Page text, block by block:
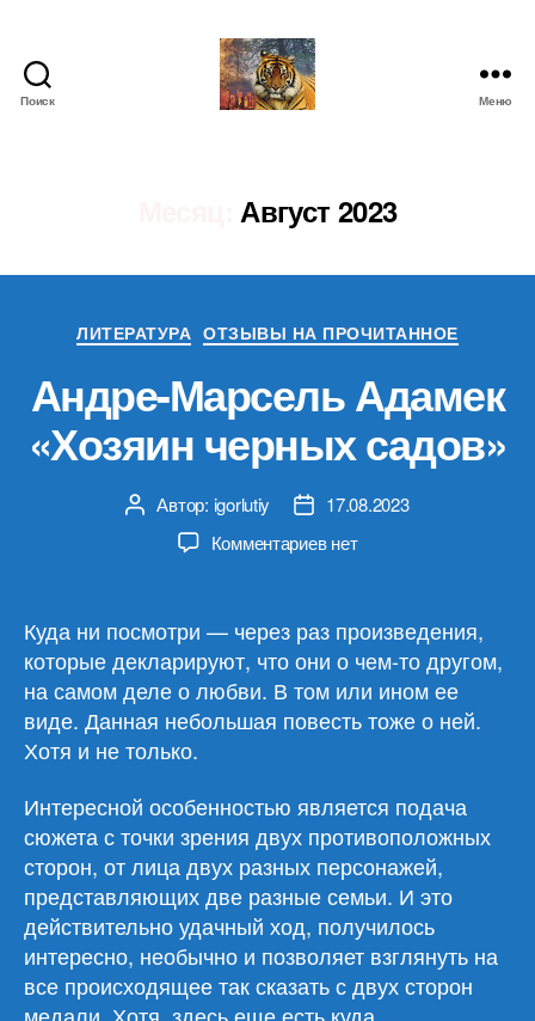
Поиск Меню
Август 2023
Рубрики
ЛИТЕРАТУРА ОТЗЫВЫ НА ПРОЧИТАННОЕ
Андре-Марсель Адамек
«Хозяин черных садов»
Автор
записи
Автор: igorlutiy
Дата17.08.2023
Комментариевк
Адамек
«Хозяин
черных
садов»
нет
Куда ни посмотри — через раз произведения,
которые декларируют, что они о чем-то другом,
на самом деле о любви. В том или ином ее
виде. Данная небольшая повесть тоже о ней.
Хотя и не только.
Интересной особенностью является подача
сюжета с точки зрения двух противоположных
сторон, от лица двух разных персонажей,
представляющих две разные семьи. И это
действительно удачный ход, получилось
интересно, необычно и позволяет взглянуть на
все происходящее так сказать с двух сторон